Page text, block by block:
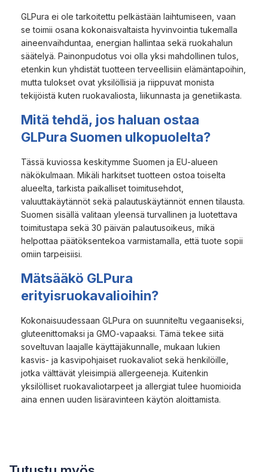
GLPura ei ole tarkoitettu pelkästään laihtumiseen, vaan
se toimii osana kokonaisvaltaista hyvinvointia tukemalla
aineenvaihduntaa, energian hallintaa sekä ruokahalun
säätelyä. Painonpudotus voi olla yksi mahdollinen tulos,
etenkin kun yhdistät tuotteen terveellisiin elämäntapoihin,
mutta tulokset ovat yksilöllisiä ja riippuvat monista
tekijöistä kuten ruokavaliosta, liikunnasta ja genetiikasta.
Mitä tehdä, jos haluan ostaa
GLPura Suomen ulkopuolelta?
Tässä kuviossa keskitymme Suomen ja EU-alueen
näkökulmaan. Mikäli harkitset tuotteen ostoa toiselta
alueelta, tarkista paikalliset toimitusehdot,
valuuttakäytännöt sekä palautuskäytännöt ennen tilausta.
Suomen sisällä valitaan yleensä turvallinen ja luotettava
toimitustapa sekä 30 päivän palautusoikeus, mikä
helpottaa päätöksentekoa varmistamalla, että tuote sopii
omiin tarpeisiisi.
Mätsääkö GLPura
erityisruokavalioihin?
Kokonaisuudessaan GLPura on suunniteltu vegaaniseksi,
gluteenittomaksi ja GMO-vapaaksi. Tämä tekee siitä
soveltuvan laajalle käyttäjäkunnalle, mukaan lukien
kasvis- ja kasvipohjaiset ruokavaliot sekä henkilöille,
jotka välttävät yleisimpiä allergeeneja. Kuitenkin
yksilölliset ruokavaliotarpeet ja allergiat tulee huomioida
aina ennen uuden lisäravinteen käytön aloittamista.